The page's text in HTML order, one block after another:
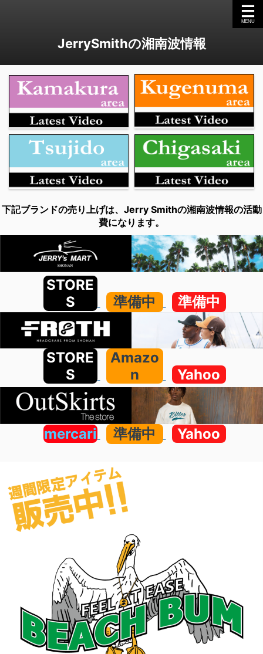
JerrySmithの湘南波情報
下記ブランドの売り上げは、Jerry Smithの湘南波情報の活動
費になります。
STORE
S
準備中 準備中
STORE
S
Amazo
n
Yahoo
mercari 準備中 Yahoo